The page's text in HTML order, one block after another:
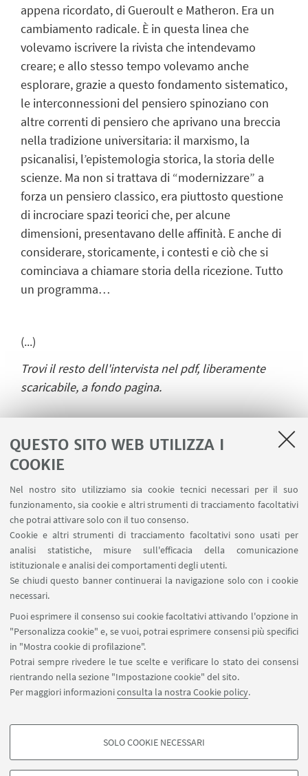
QUESTO SITO WEB UTILIZZA I
COOKIE
Nel nostro sito utilizziamo sia cookie tecnici necessari per il suo
funzionamento, sia cookie e altri strumenti di tracciamento facoltativi
che potrai attivare solo con il tuo consenso.
Cookie e altri strumenti di tracciamento facoltativi sono usati per
analisi statistiche, misure sull'efficacia della comunicazione
istituzionale e analisi dei comportamenti degli utenti.
Se chiudi questo banner continuerai la navigazione solo con i cookie
necessari.
Puoi esprimere il consenso sui cookie facoltativi attivando l'opzione in
"Personalizza cookie" e, se vuoi, potrai esprimere consensi più specifici
in "Mostra cookie di profilazione".
Potrai sempre rivedere le tue scelte e verificare lo stato dei consensi
rientrando nella sezione "Impostazione cookie" del sito.
Per maggiori informazioniconsulta la nostra Cookie policy.
COOKIE DI PROFILAZIONE - FACOLTATIVI
SOLO COOKIE NECESSARI
appena ricordato, di Gueroult e Matheron. Era un
cambiamento radicale. È in questa linea che
volevamo iscrivere la rivista che intendevamo
creare; e allo stesso tempo volevamo anche
esplorare, grazie a questo fondamento sistematico,
le interconnessioni del pensiero spinoziano con
altre correnti di pensiero che aprivano una breccia
nella tradizione universitaria: il marxismo, la
psicanalisi, l’epistemologia storica, la storia delle
scienze. Ma non si trattava di “modernizzare” a
forza un pensiero classico, era piuttosto questione
di incrociare spazi teorici che, per alcune
dimensioni, presentavano delle affinità. E anche di
considerare, storicamente, i contesti e ciò che si
cominciava a chiamare storia della ricezione. Tutto
un programma…
(...)
Trovi il resto dell'intervista nel pdf, liberamente
scaricabile, a fondo pagina.
[1]Matheron, A.
Lucchese. Milano, Mimesis, 2009
MATERIALI
Il testo integrale dell'intervista a Pierre-
François Moreau
[ .pdf 210Kb ]
Contatti